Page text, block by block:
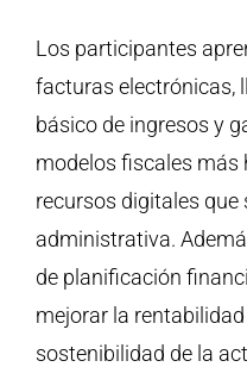
Los participantes
facturas electrónicas,
básico de ingresos y
modelos fiscales
recursos digitales
administrativa.
de planificación
mejorar la
sostenibilidad de la